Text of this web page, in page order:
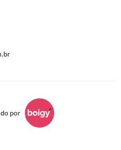
por